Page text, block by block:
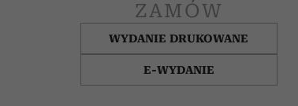
ZAMÓW
WYDANIE DRUKOWANE
E-WYDANIE